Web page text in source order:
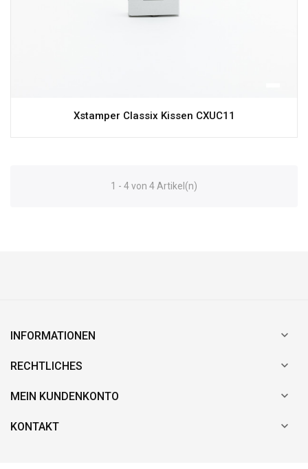
Xstamper Classix Kissen CXUC11
1 - 4 von 4 Artikel(n)
INFORMATIONEN 
RECHTLICHES 
MEIN KUNDENKONTO 
KONTAKT 